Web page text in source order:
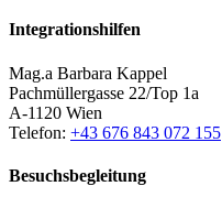
Integrationshilfen
Mag.a Barbara Kappel
Pachmüllergasse 22/Top 1a
A-1120 Wien
Telefon: +43 676 843 072 155
Besuchsbegleitung